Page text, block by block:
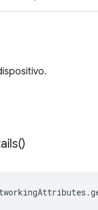
)
.